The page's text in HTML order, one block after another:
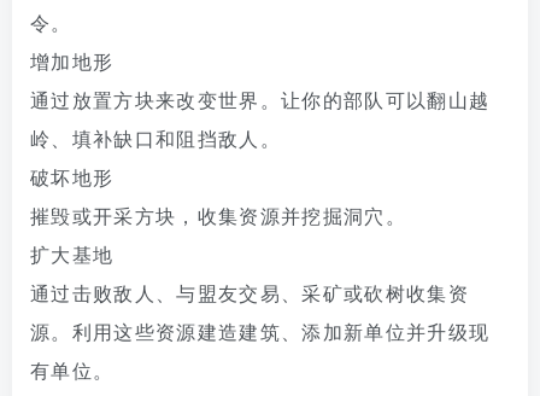
令。
增加地形
通过放置方块来改变世界。让你的部队可以翻山越
岭、填补缺口和阻挡敌人。
破坏地形
摧毁或开采方块，收集资源并挖掘洞穴。
扩大基地
通过击败敌人、与盟友交易、采矿或砍树收集资
源。利用这些资源建造建筑、添加新单位并升级现
有单位。